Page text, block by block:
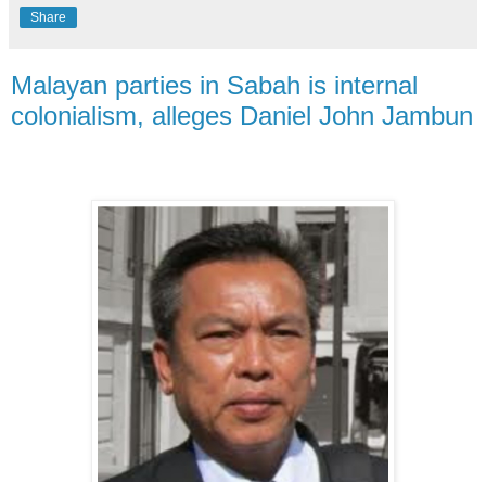
Share
Malayan parties in Sabah is internal
colonialism, alleges Daniel John Jambun